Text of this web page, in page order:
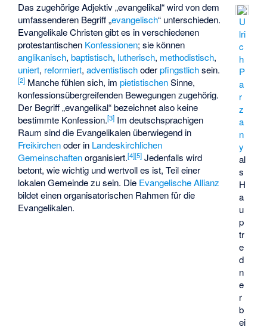
U
lri
c
h
P
a
r
z
a
n
y
al
s
H
a
u
p
tr
e
d
n
e
r
b
ei
Das zugehörige Adjektiv „evangelikal“ wird von dem
umfassenderen Begriff „evangelisch“ unterschieden.
Evangelikale Christen gibt es in verschiedenen
protestantischen Konfessionen; sie können
anglikanisch,baptistisch, lutherisch, methodistisch,
uniert, reformiert,adventistischoderpfingstlichsein.
[2] Manche fühlen sich, impietistischenSinne,
konfessionsübergreifenden Bewegungen zugehörig.
Der Begriff „evangelikal“ bezeichnet also keine
bestimmte Konfession.[3] Im deutschsprachigen
Raum sind die Evangelikalen überwiegend in
Freikirchenoder in Landeskirchlichen
Gemeinschaftenorganisiert.[4][5] Jedenfalls wird
betont, wie wichtig und wertvoll es ist, Teil einer
lokalen Gemeinde zu sein. Die Evangelische Allianz
bildet einen organisatorischen Rahmen für die
Evangelikalen.